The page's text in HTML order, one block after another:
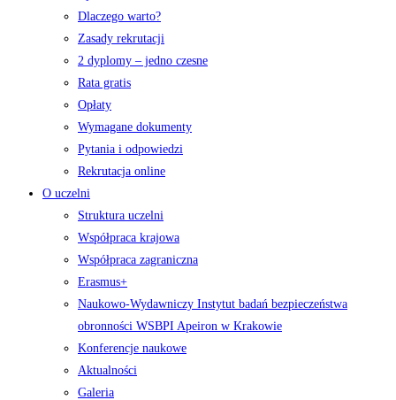
Dlaczego warto?
Zasady rekrutacji
2 dyplomy – jedno czesne
Rata gratis
Opłaty
Wymagane dokumenty
Pytania i odpowiedzi
Rekrutacja online
O uczelni
Struktura uczelni
Współpraca krajowa
Współpraca zagraniczna
Erasmus+
Naukowo-Wydawniczy Instytut badań bezpieczeństwa
obronności WSBPI Apeiron w Krakowie
Konferencje naukowe
Aktualności
Galeria